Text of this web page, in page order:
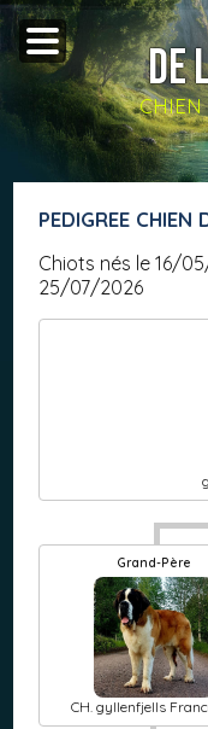
DE
CHIEN
PEDIGREE
Chiots nés le 16/05/2026 disponible à partir du
25/07/2026
Grand-Père
CH. gyllenfjells